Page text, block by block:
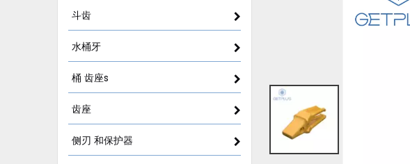
斗齿
水桶牙
桶 齿座s
齿座
侧刃 和保护器